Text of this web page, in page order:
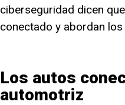
ciberseguridad dicen
conectado y abordan
Los autos
automotriz